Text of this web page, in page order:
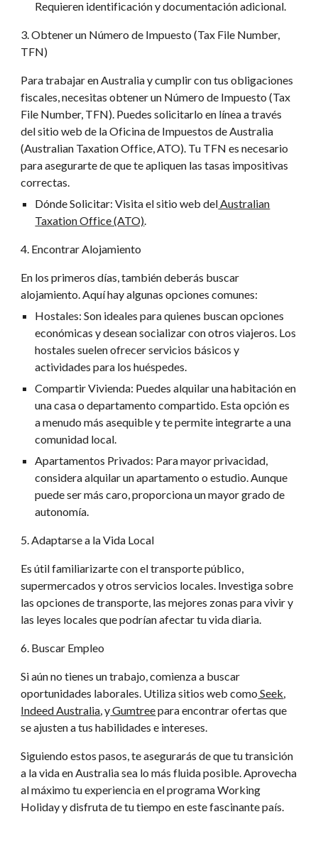
Requieren identificación y documentación adicional.
3. Obtener un Número de Impuesto (Tax File Number,
TFN)
Para trabajar en Australia y cumplir con tus obligaciones
fiscales, necesitas obtener un Número de Impuesto (Tax
File Number, TFN). Puedes solicitarlo en línea a través
del sitio web de la Oficina de Impuestos de Australia
(Australian Taxation Office, ATO). Tu TFN es necesario
para asegurarte de que te apliquen las tasas impositivas
correctas.
Dónde Solicitar: Visita el sitio web delAustralian
Taxation Office (ATO).
4. Encontrar Alojamiento
En los primeros días, también deberás buscar
alojamiento. Aquí hay algunas opciones comunes:
Hostales: Son ideales para quienes buscan opciones
económicas y desean socializar con otros viajeros. Los
hostales suelen ofrecer servicios básicos y
actividades para los huéspedes.
Compartir Vivienda: Puedes alquilar una habitación en
una casa o departamento compartido. Esta opción es
a menudo más asequible y te permite integrarte a una
comunidad local.
Apartamentos Privados: Para mayor privacidad,
considera alquilar un apartamento o estudio. Aunque
puede ser más caro, proporciona un mayor grado de
autonomía.
5. Adaptarse a la Vida Local
Es útil familiarizarte con el transporte público,
supermercados y otros servicios locales. Investiga sobre
las opciones de transporte, las mejores zonas para vivir y
las leyes locales que podrían afectar tu vida diaria.
6. Buscar Empleo
Si aún no tienes un trabajo, comienza a buscar
oportunidades laborales. Utiliza sitios web como Seek,
Indeed Australia, yGumtreepara encontrar ofertas que
se ajusten a tus habilidades e intereses.
Siguiendo estos pasos, te asegurarás de que tu transición
a la vida en Australia sea lo más fluida posible. Aprovecha
al máximo tu experiencia en el programa Working
Holiday y disfruta de tu tiempo en este fascinante país.